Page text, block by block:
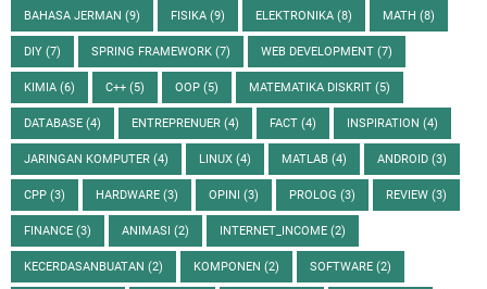
BAHASA JERMAN (9) FISIKA (9) ELEKTRONIKA (8) MATH (8)
DIY (7) SPRING FRAMEWORK (7) WEB DEVELOPMENT (7)
KIMIA (6) C++ (5) OOP (5) MATEMATIKA DISKRIT (5)
DATABASE (4) ENTREPRENUER (4) FACT (4) INSPIRATION (4)
JARINGAN KOMPUTER (4) LINUX (4) MATLAB (4) ANDROID (3)
CPP (3) HARDWARE (3) OPINI (3) PROLOG (3) REVIEW (3)
FINANCE (3) ANIMASI (2) INTERNET_INCOME (2)
KECERDASANBUATAN (2) KOMPONEN (2) SOFTWARE (2)